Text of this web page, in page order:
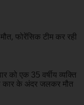
को एक 35 वर्षीय व्यक्ति
कार के अंदर जलकर मौत